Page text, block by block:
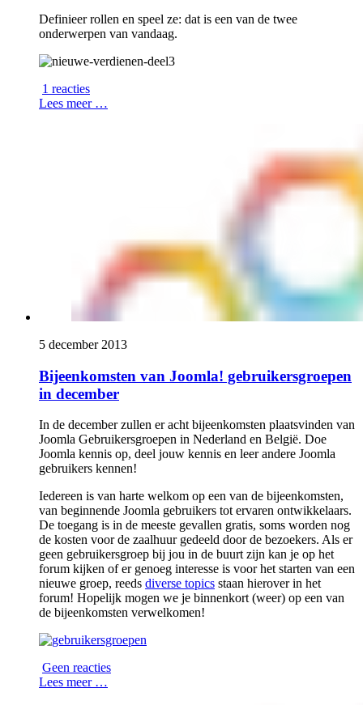
Definieer rollen en speel ze: dat is een van de twee
onderwerpen van vandaag.
1 reacties
Lees meer …
5 december 2013
Bijeenkomsten van Joomla! gebruikersgroepen
in december
In de december zullen er acht bijeenkomsten plaatsvinden van
Joomla Gebruikersgroepen in Nederland en België. Doe
Joomla kennis op, deel jouw kennis en leer andere Joomla
gebruikers kennen!
Iedereen is van harte welkom op een van de bijeenkomsten,
van beginnende Joomla gebruikers tot ervaren ontwikkelaars.
De toegang is in de meeste gevallen gratis, soms worden nog
de kosten voor de zaalhuur gedeeld door de bezoekers. Als er
geen gebruikersgroep bij jou in de buurt zijn kan je op het
forum kijken of er genoeg interesse is voor het starten van een
nieuwe groep, reeds diverse topics staan hierover in het
forum! Hopelijk mogen we je binnenkort (weer) op een van
de bijeenkomsten verwelkomen!
Geen reacties
Lees meer …